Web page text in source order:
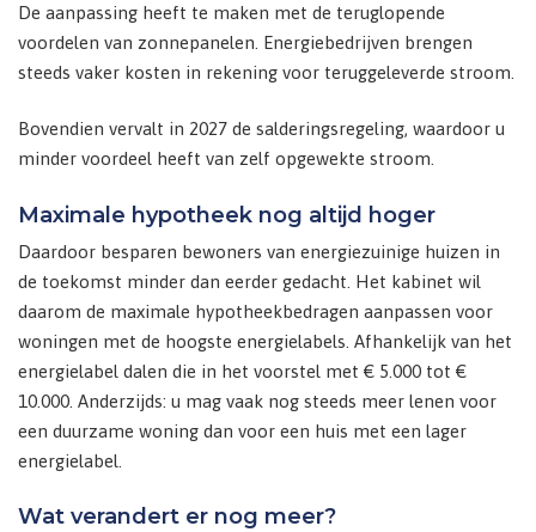
De aanpassing heeft te maken met de teruglopende
voordelen van zonnepanelen. Energiebedrijven brengen
steeds vaker kosten in rekening voor teruggeleverde stroom.
Bovendien vervalt in 2027 de salderingsregeling, waardoor u
minder voordeel heeft van zelf opgewekte stroom.
Maximale hypotheek nog altijd hoger
Daardoor besparen bewoners van energiezuinige huizen in
de toekomst minder dan eerder gedacht. Het kabinet wil
daarom de maximale hypotheekbedragen aanpassen voor
woningen met de hoogste energielabels. Afhankelijk van het
energielabel dalen die in het voorstel met € 5.000 tot €
10.000. Anderzijds: u mag vaak nog steeds meer lenen voor
een duurzame woning dan voor een huis met een lager
energielabel.
Wat verandert er nog meer?